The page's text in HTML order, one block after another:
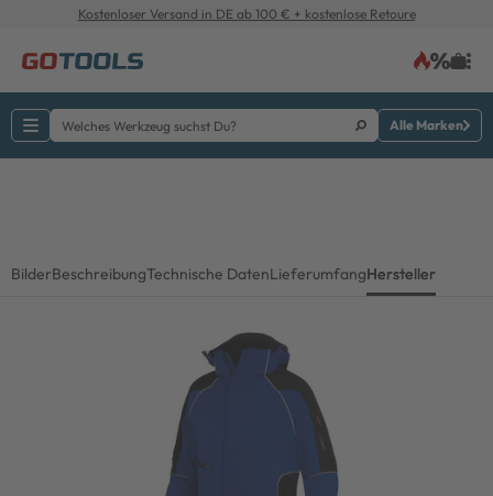
Kostenloser Versand in DE ab 100 € + kostenlose Retoure
Alle Marken
BilderBeschreibungTechnische DatenLieferumfangHersteller